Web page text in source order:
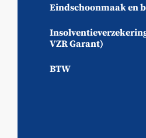
Eindschoonmaak en
VZR Garant)
BTW